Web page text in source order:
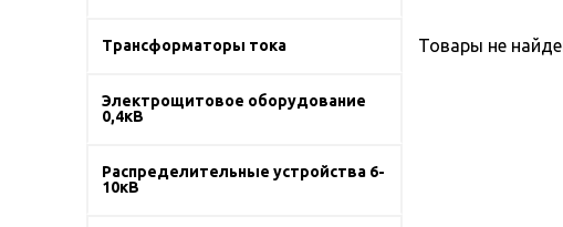
Трансформаторы тока
Электрощитовое оборудование
0,4кВ
Распределительные устройства 6-
10кВ
Товары не